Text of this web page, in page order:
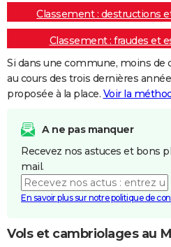
Classement : destructions
Classement : fraudes et
Si dans une commune, moins de
au cours des trois dernières
proposée à la place. Voir la
A ne pas manquer
Recevez nos astuces et bons
mail.
En savoir plus sur notre politique de
Vols et cambriolages au